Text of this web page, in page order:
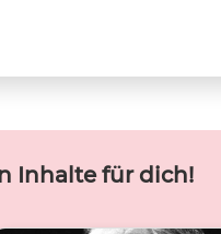
Inhalte für dich!